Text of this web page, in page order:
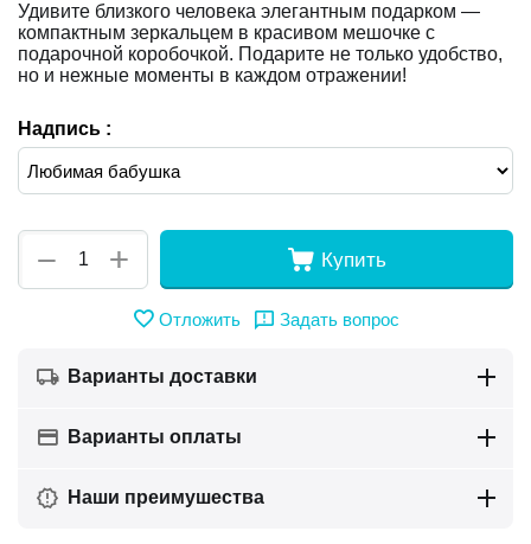
Удивите близкого человека элегантным подарком —
компактным зеркальцем в красивом мешочке с
подарочной коробочкой. Подарите не только удобство,
но и нежные моменты в каждом отражении!
Надпись :
+
− Купить
Отложить Задать вопрос
Варианты доставки
Варианты оплаты
Наши преимушества